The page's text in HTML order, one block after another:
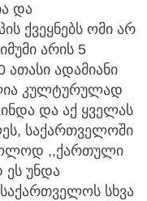
და
ქვეყნებს ომი არ
არის 5
ადამიანი
კულტურულად
და აქ ყველას
საქართველოში
,,ქართული
ეს უნდა
სხვა